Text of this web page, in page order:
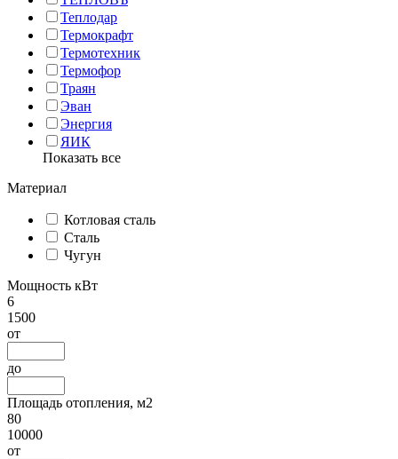
Теплодар
Термокрафт
Термотехник
Термофор
Траян
Эван
Энергия
ЯИК
Показать все
Материал
Котловая сталь
Сталь
Чугун
Мощность кВт
6
1500
от
до
Площадь отопления, м2
80
10000
от